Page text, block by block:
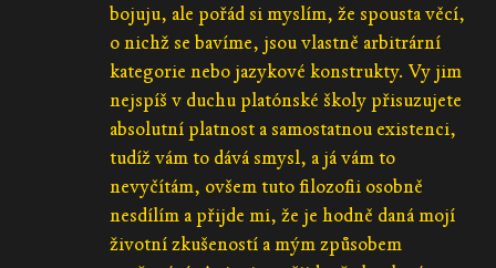
bojuju, ale pořád si myslím, že spousta věcí,
o nichž se bavíme, jsou vlastně arbitrární
kategorie nebo jazykové konstrukty. Vy jim
nejspíš v duchu platónské školy přisuzujete
absolutní platnost a samostatnou existenci,
tudíž vám to dává smysl, a já vám to
nevyčítám, ovšem tuto filozofii osobně
nesdílím a přijde mi, že je hodně daná mojí
životní zkušeností a mým způsobem